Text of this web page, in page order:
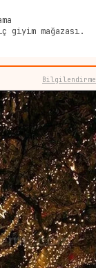
mağazası.
Bilgilendirme